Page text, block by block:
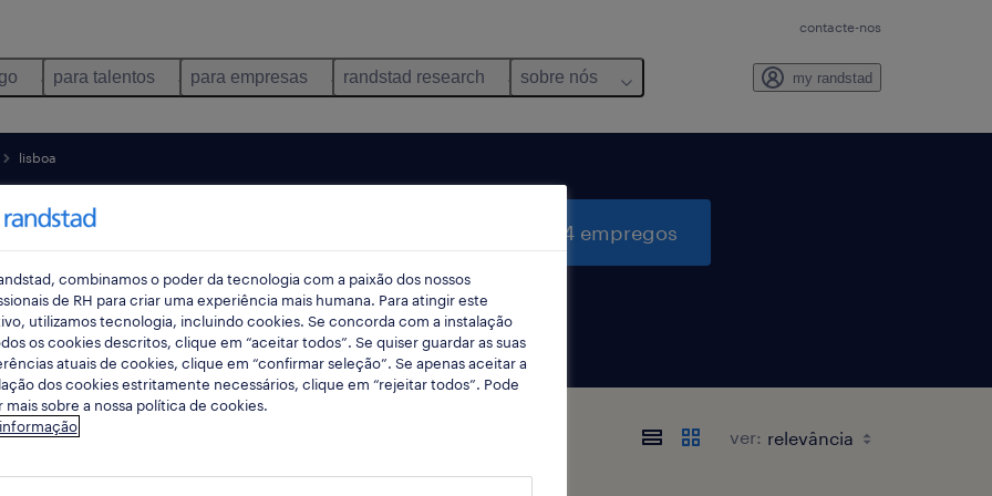
contacte-nos
para talentos para empresas randstad research sobre nós my randstad
lisboa
pesquisar 4 empregos
jobs found for you ver:
combinamos o poder da tecnologia com a paixão dos nossos
de RH para criar uma experiência mais humana. Para atingir este
utilizamos tecnologia, incluindo cookies. Se concorda com a instalação
os cookies descritos, clique em “aceitar todos”. Se quiser guardar as suas
atuais de cookies, clique em “confirmar seleção”. Se apenas aceitar a
dos cookies estritamente necessários, clique em “rejeitar todos”. Pode
mais sobre a nossa política de cookies.